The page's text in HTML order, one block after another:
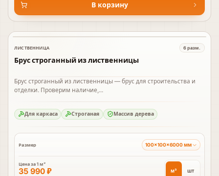
В корзину
В наличии
ЛИСТВЕННИЦА 6разм.
Брус строганный из лиственницы
Брус строганный из лиственницы — брус для строительства и
отделки. Проверим наличие,...
Для каркаса Строганая Массив дерева
Размер 100×100×6000 мм
Цена за1 м³
35 990 ₽ м³ шт